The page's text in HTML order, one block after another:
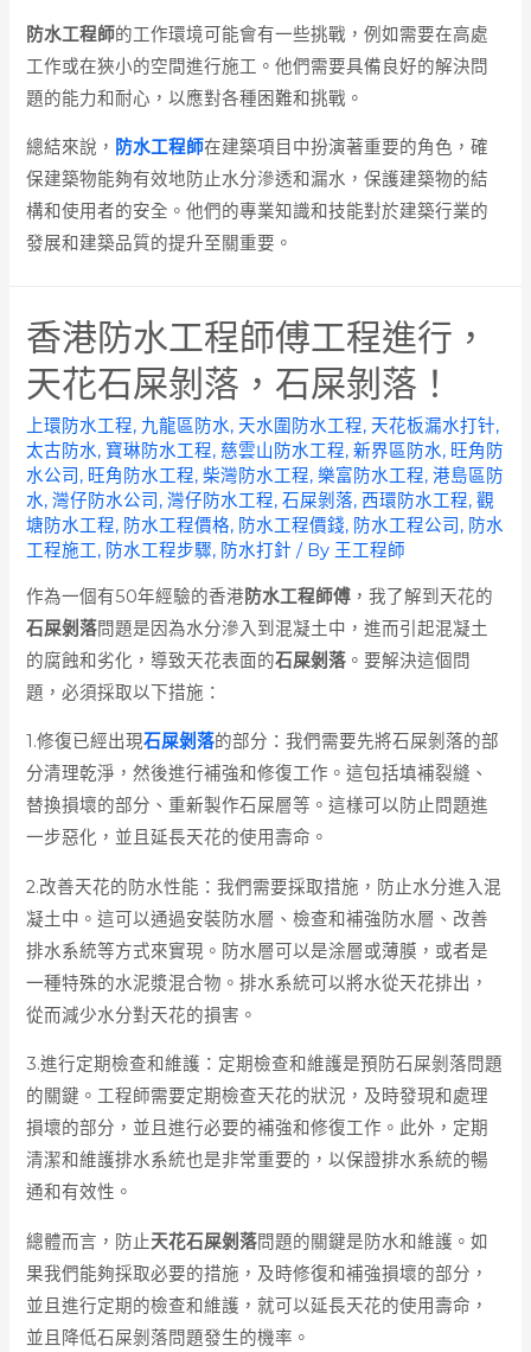
防水工程師的工作環境可能會有一些挑戰，例如需要在高處
工作或在狹小的空間進行施工。他們需要具備良好的解決問
題的能力和耐心，以應對各種困難和挑戰。
總結來說， 防水工程師在建築項目中扮演著重要的角色，確
保建築物能夠有效地防止水分滲透和漏水，保護建築物的結
構和使用者的安全。他們的專業知識和技能對於建築行業的
發展和建築品質的提升至關重要。
香港防水工程師傅工程進行，
天花石屎剝落，石屎剝落！
上環防水工程, 九龍區防水, 天水圍防水工程, 天花板漏水打针,
太古防水, 寶琳防水工程,慈雲山防水工程,新界區防水, 旺角防
水公司 , 旺角防水工程,柴灣防水工程,樂富防水工程,港島區防
水,灣仔防水公司 ,灣仔防水工程,石屎剝落,西環防水工程,觀
塘防水工程, 防水工程價格, 防水工程價錢, 防水工程公司 , 防水
工程施工, 防水工程步驟, 防水打針 / By 王工程師
作為一個有50年經驗的香港防水工程師傅 ，我了解到天花的
石屎剝落問題是因為水分滲入到混凝土中，進而引起混凝土
的腐蝕和劣化，導致天花表面的石屎剝落 。要解決這個問
題，必須採取以下措施：
1.修復已經出現石屎剝落的部分：我們需要先將石屎剝落的部
分清理乾淨，然後進行補強和修復工作。這包括填補裂縫、
替換損壞的部分、重新製作石屎層等。這樣可以防止問題進
一步惡化，並且延長天花的使用壽命。
2.改善天花的防水性能：我們需要採取措施，防止水分進入混
凝土中。這可以通過安裝防水層、檢查和補強防水層、改善
排水系統等方式來實現。防水層可以是涂層或薄膜，或者是
一種特殊的水泥漿混合物。排水系統可以將水從天花排出，
從而減少水分對天花的損害。
3.進行定期檢查和維護：定期檢查和維護是預防石屎剝落問題
的關鍵。工程師需要定期檢查天花的狀況，及時發現和處理
損壞的部分，並且進行必要的補強和修復工作。此外，定期
清潔和維護排水系統也是非常重要的，以保證排水系統的暢
通和有效性。
總體而言，防止天花石屎剝落問題的關鍵是防水和維護。如
果我們能夠採取必要的措施，及時修復和補強損壞的部分，
並且進行定期的檢查和維護，就可以延長天花的使用壽命，
並且降低石屎剝落問題發生的機率。